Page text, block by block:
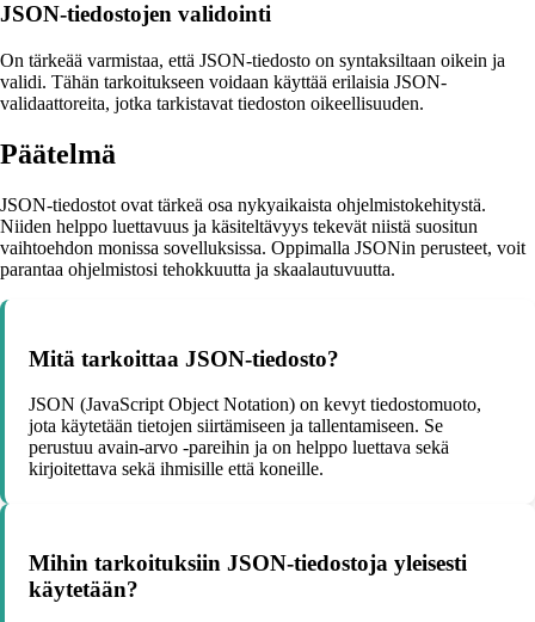
JSON-tiedostojen validointi
On tärkeää varmistaa, että JSON-tiedosto on syntaksiltaan oikein ja
validi. Tähän tarkoitukseen voidaan käyttää erilaisia JSON-
validaattoreita, jotka tarkistavat tiedoston oikeellisuuden.
Päätelmä
JSON-tiedostot ovat tärkeä osa nykyaikaista ohjelmistokehitystä.
Niiden helppo luettavuus ja käsiteltävyys tekevät niistä suositun
vaihtoehdon monissa sovelluksissa. Oppimalla JSONin perusteet, voit
parantaa ohjelmistosi tehokkuutta ja skaalautuvuutta.
Mitä tarkoittaa JSON-tiedosto?
JSON (JavaScript Object Notation) on kevyt tiedostomuoto,
jota käytetään tietojen siirtämiseen ja tallentamiseen. Se
perustuu avain-arvo -pareihin ja on helppo luettava sekä
kirjoitettava sekä ihmisille että koneille.
Mihin tarkoituksiin JSON-tiedostoja yleisesti
käytetään?